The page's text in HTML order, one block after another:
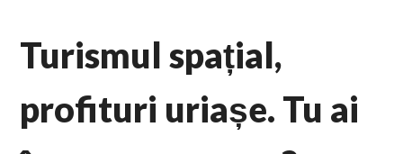
Turismul spațial,
profituri uriașe. Tu ai